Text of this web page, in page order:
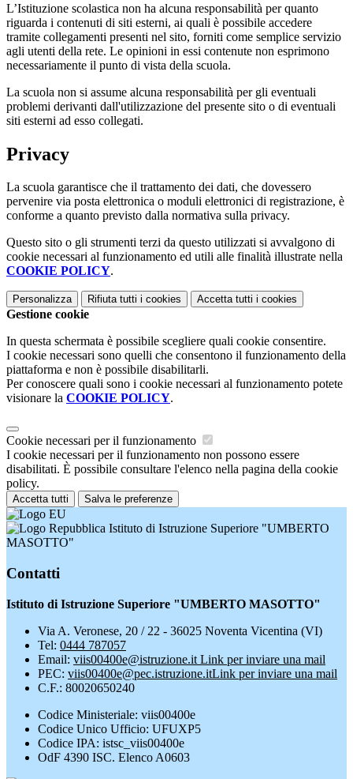
L’Istituzione scolastica non ha alcuna responsabilità per quanto
riguarda i contenuti di siti esterni, ai quali è possibile accedere
tramite collegamenti presenti nel sito, forniti come semplice servizio
agli utenti della rete. Le opinioni in essi contenute non esprimono
necessariamente il punto di vista della scuola.
La scuola non si assume alcuna responsabilità per gli eventuali
problemi derivanti dall'utilizzazione del presente sito o di eventuali
siti esterni ad esso collegati.
Privacy
La scuola garantisce che il trattamento dei dati, che dovessero
pervenire via posta elettronica o moduli elettronici di registrazione, è
conforme a quanto previsto dalla normativa sulla privacy.
Questo sito o gli strumenti terzi da questo utilizzati si avvalgono di
cookie necessari al funzionamento ed utili alle finalità illustrate nella
COOKIE POLICY.
Personalizza Rifiuta tutti i cookies Accetta tutti i cookies
Gestione cookie
In questa schermata è possibile scegliere quali cookie consentire.
I cookie necessari sono quelli che consentono il funzionamento della
piattaforma e non è possibile disabilitarli.
Per conoscere quali sono i cookie necessari al funzionamento potete
visionare la COOKIE POLICY.
Cookie necessari per il funzionamento
I cookie necessari per il funzionamento non possono essere
disabilitati. È possibile consultare l'elenco nella pagina della cookie
policy.
Accetta tutti Salva le preferenze
Istituto di Istruzione Superiore "UMBERTO
MASOTTO"
Contatti
Istituto di Istruzione Superiore "UMBERTO MASOTTO"
Via A. Veronese, 20 / 22 - 36025 Noventa Vicentina (VI)
Tel: 0444 787057
Email: viis00400e@istruzione.it Link per inviare una mail
PEC: viis00400e@pec.istruzione.itLink per inviare una mail
C.F.: 80020650240
Codice Ministeriale: viis00400e
Codice Unico Ufficio: UFUXP5
Codice IPA: istsc_viis00400e
OdF 4390 ISC. Elenco A0603